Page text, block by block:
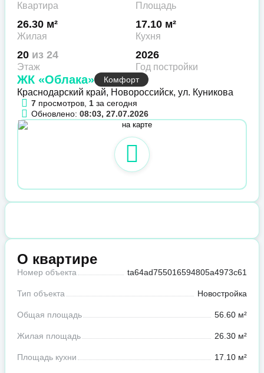
Квартира Площадь
26.30 м²
Жилая
17.10 м²
Кухня
20 из 24
Этаж
2026
Год постройки
ЖК «Облака» Комфорт
Краснодарский край, Новороссийск, ул. Куникова
7 просмотров, 1 за сегодня
Обновлено: 08:03, 27.07.2026
О квартире
Номер объекта ta64ad755016594805a4973c61
Тип объекта Новостройка
Общая площадь 56.60 м²
Жилая площадь 26.30 м²
Площадь кухни 17.10 м²